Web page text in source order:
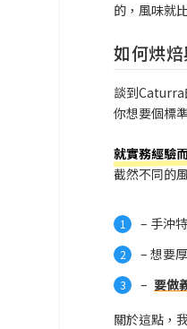
的，風味就
如何烘
談到Caturra
你想要個標
就實務經驗
截然不同的
– 手沖
– 想要
– 要做
關於這點，